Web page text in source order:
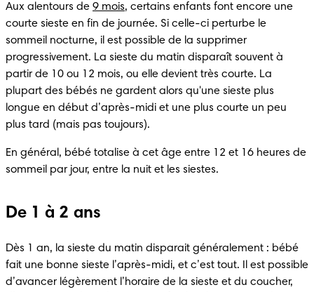
Aux alentours de 9 mois, certains enfants font encore une
courte sieste en fin de journée. Si celle-ci perturbe le
sommeil nocturne, il est possible de la supprimer
progressivement. La sieste du matin disparaît souvent à
partir de 10 ou 12 mois, ou elle devient très courte. La
plupart des bébés ne gardent alors qu'une sieste plus
longue en début d’après-midi et une plus courte un peu
plus tard (mais pas toujours).
En général, bébé totalise à cet âge entre 12 et 16 heures de
sommeil par jour, entre la nuit et les siestes.
De 1 à 2 ans
Dès 1 an, la sieste du matin disparait généralement : bébé
fait une bonne sieste l’après-midi, et c’est tout. Il est possible
d’avancer légèrement l’horaire de la sieste et du coucher,